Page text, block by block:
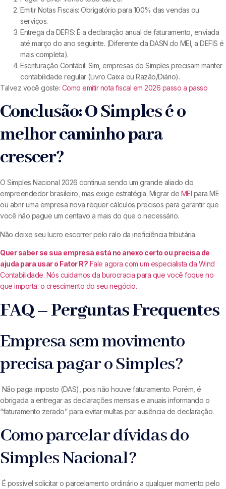
Emitir Notas Fiscais: Obrigatório para 100% das vendas ou
serviços.
Entrega da DEFIS: É a declaração anual de faturamento, enviada
até março do ano seguinte. (Diferente da DASN do MEI, a DEFIS é
mais completa).
Escrituração Contábil: Sim, empresas do Simples precisam manter
contabilidade regular (Livro Caixa ou Razão/Diário).
Talvez você goste: Como emitir nota fiscal em 2026 passo a passo
Conclusão: O Simples é o
melhor caminho para
crescer?
O Simples Nacional 2026 continua sendo um grande aliado do
empreendedor brasileiro, mas exige estratégia. Migrar de MEI para ME
ou abrir uma empresa nova requer cálculos precisos para garantir que
você não pague um centavo a mais do que o necessário.
Não deixe seu lucro escorrer pelo ralo da ineficiência tributária.
Quer saber se sua empresa está no anexo certo ou precisa de
ajuda para usar o Fator R? Fale agora com um especialista da Wind
Contabilidade. Nós cuidamos da burocracia para que você foque no
que importa: o crescimento do seu negócio.
FAQ – Perguntas Frequentes
Empresa sem movimento
precisa pagar o Simples?
Não paga imposto (DAS), pois não houve faturamento. Porém, é
obrigada a entregar as declarações mensais e anuais informando o
“faturamento zerado” para evitar multas por ausência de declaração.
Como parcelar dívidas do
Simples Nacional?
É possível solicitar o parcelamento ordinário a qualquer momento pelo